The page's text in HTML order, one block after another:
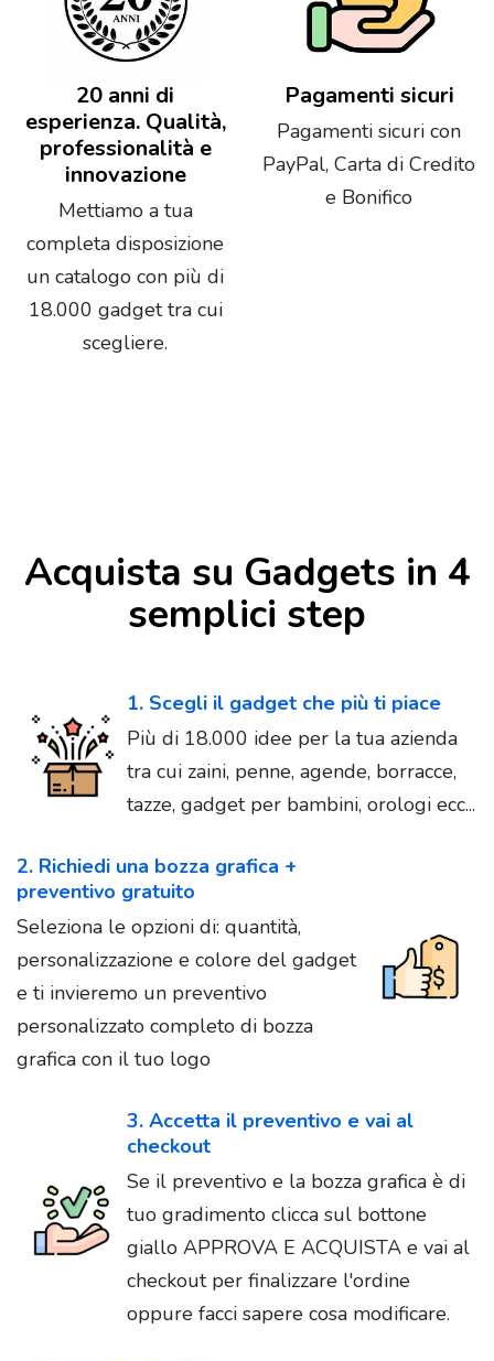
20 anni di
esperienza. Qualità,
professionalità e
innovazione
Mettiamo a tua
completa disposizione
un catalogo con più di
18.000 gadget tra cui
scegliere.
Pagamenti sicuri
Pagamenti sicuri con
PayPal, Carta di Credito
e Bonifico
Acquista su Gadgets in 4
semplici step
1. Scegli il gadget che più ti piace
Più di 18.000 idee per la tua azienda
tra cui zaini, penne, agende, borracce,
tazze, gadget per bambini, orologi ecc...
2. Richiedi una bozza grafica +
preventivo gratuito
Seleziona le opzioni di: quantità,
personalizzazione e colore del gadget
e ti invieremo un preventivo
personalizzato completo di bozza
grafica con il tuo logo
3. Accetta il preventivo e vai al
checkout
Se il preventivo e la bozza grafica è di
tuo gradimento clicca sul bottone
giallo APPROVA E ACQUISTA e vai al
checkout per finalizzare l'ordine
oppure facci sapere cosa modificare.